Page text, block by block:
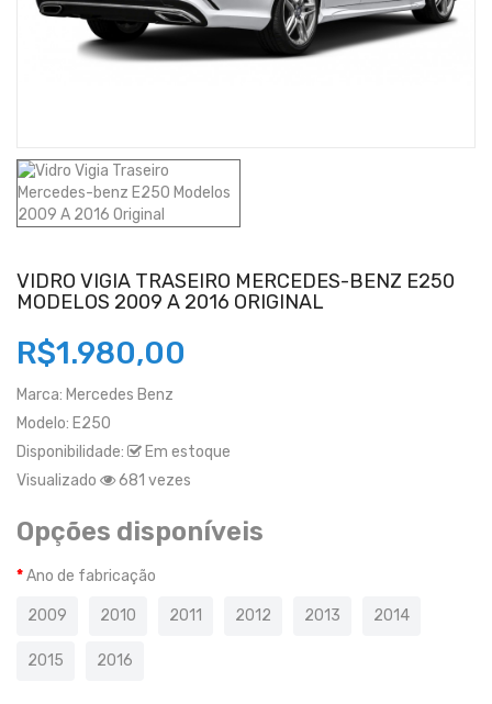
VIDRO VIGIA TRASEIRO MERCEDES-BENZ E250
MODELOS 2009 A 2016 ORIGINAL
R$1.980,00
Marca: Mercedes Benz
Modelo: E250
Disponibilidade:
Em estoque
Visualizado
681 vezes
Opções disponíveis
Ano de fabricação
2009 2010 2011 2012 2013 2014
2015 2016